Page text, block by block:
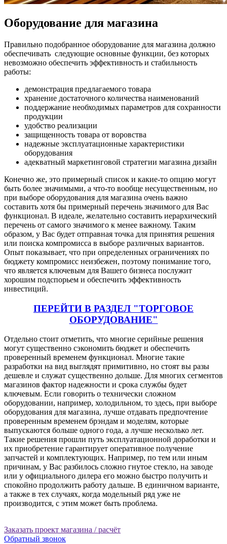
Оборудование для магазина
Правильно подобранное оборудование для магазина должно
обеспечивать следующие основные функции, без которых
невозможно обеспечить эффективность и стабильность
работы:
демонстрация предлагаемого товара
хранение достаточного количества наименований
поддержание необходимых параметров для сохранности
продукции
удобство реализации
защищенность товара от воровства
надежные эксплуатационные характеристики
оборудования
адекватный маркетинговой стратегии магазина дизайн
Конечно же, это примерный список и какие-то опцию могут
быть более значимыми, а что-то вообще несущественным, но
при выборе оборудования для магазина очень важно
составить хотя бы примерный перечень значимого для Вас
функционал. В идеале, желательно составить иерархический
перечень от самого значимого к менее важному. Таким
образом, у Вас будет отправная точка для принятия решения
или поиска компромисса в выборе различных вариантов.
Опыт показывает, что при определенных ограничениях по
бюджету компромисс неизбежен, поэтому понимание того,
что является ключевым для Вашего бизнеса послужит
хорошим подспорьем и обеспечить эффективность
инвестиций.
ПЕРЕЙТИ В РАЗДЕЛ "ТОРГОВОЕ
ОБОРУДОВАНИЕ"
Отдельно стоит отметить, что многие серийные решения
могут существенно сэкономить бюджет и обеспечить
проверенный временем функционал. Многие такие
разработки на вид выглядят примитивно, но стоят вы разы
дешевле и служат существенно дольше. Для многих сегментов
магазинов фактор надежности и срока службы будет
ключевым. Если говорить о технически сложном
оборудовании, например, холодильном, то здесь, при выборе
оборудования для магазина, лучше отдавать предпочтение
проверенным временем брэндам и моделям, которые
выпускаются больше одного года, а лучше несколько лет.
Такие решения прошли путь эксплуатационной доработки и
их приобретение гарантирует оперативное получение
запчастей и комплектующих. Например, по тем или иным
причинам, у Вас разбилось сложно гнутое стекло, на заводе
или у официального дилера его можно быстро получить и
спокойно продолжить работу дальше. В единичном варианте,
а также в тех случаях, когда модельный ряд уже не
производится, с этим может быть проблема.
Заказать проект магазина / расчёт
Обратный звонок